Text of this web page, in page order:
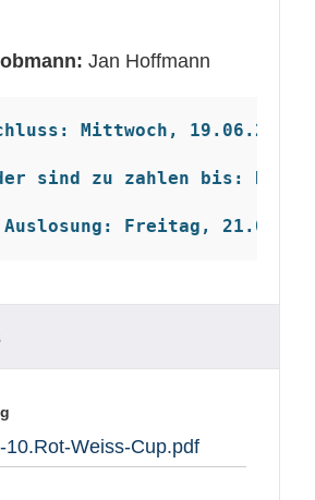
Jan Hoffmann
Mittwoch, 19.06.2024
sind zu zahlen bis:
Freitag,
10.Rot-Weiss-Cup.pdf